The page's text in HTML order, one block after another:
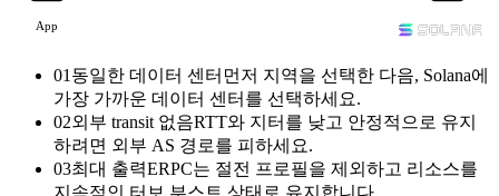
App
01 동일한 데이터 센터 먼저 지역을 선택한 다음, Solana에
가장 가까운 데이터 센터를 선택하세요.
02외부 transit 없음RTT와 지터를 낮고 안정적으로 유지
하려면 외부 AS 경로를 피하세요.
03최대 출력ERPC는 절전 프로필을 제외하고 리소스를